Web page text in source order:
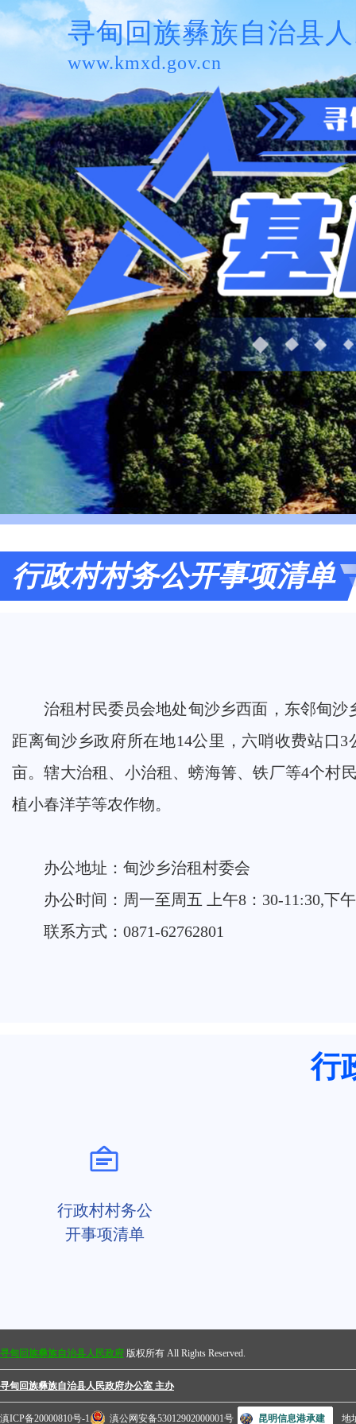
寻甸回族彝族自治县
www.kmxd.gov.cn
行政村村务公开事项清单
治租村民委员会地处甸沙乡西面，东邻甸
距离甸沙乡政府所在地14公里，六哨收费站口3
亩。辖大治租、小治租、螃海箐、铁厂等4个村
植小春洋芋等农作物。
办公地址：甸沙乡治租村委会
办公时间：周一至周五 上午8：30-11:30,下
联系方式：0871-62762801
行
行政村村务公
开事项清单
寻甸回族彝族自治县人民政府 版权所有 All Rights Reserved.
寻甸回族彝族自治县人民政府办公室 主办
滇ICP备20000810号-1 滇公网安备53012902000001号 昆明信息港承建 地